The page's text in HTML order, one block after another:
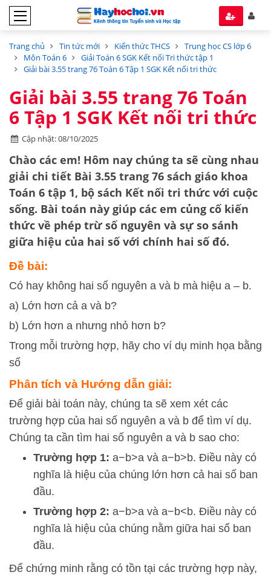
Trang chủ Tin tức mới Kiến thức THCS
Trung học CS lớp 6
Môn Toán 6
Giải Toán 6 SGK Kết nối Tri thức tập 1
Giải bài 3.55 trang 76 Toán 6 Tập 1 SGK Kết nối tri thức
Giải bài 3.55 trang 76 Toán
6 Tập 1 SGK Kết nối tri thức
Cập nhật: 08/10/2025
Chào các em! Hôm nay chúng ta sẽ cùng nhau
giải chi tiết Bài 3.55 trang 76 sách giáo khoa
Toán 6 tập 1, bộ sách Kết nối tri thức với cuộc
sống. Bài toán này giúp các em củng cố kiến
thức về phép trừ số nguyên và sự so sánh
giữa hiệu của hai số với chính hai số đó.
Đề bài:
Có hay không hai số nguyên a và b mà hiệu a – b.
a) Lớn hơn cả a và b?
b) Lớn hơn a nhưng nhỏ hơn b?
Trong mỗi trường hợp, hãy cho ví dụ minh họa bằng
số
Phân tích và Hướng dẫn giải:
Để giải bài toán này, chúng ta sẽ xem xét các
trường hợp của hai số nguyên a và b để tìm ví dụ.
Chúng ta cần tìm hai số nguyên a và b sao cho:
Trường hợp 1: a−b>a và a−b>b. Điều này có
nghĩa là hiệu của chúng lớn hơn cả hai số ban
đầu.
Trường hợp 2: a−b>a và a−b<b. Điều này có
nghĩa là hiệu của chúng nằm giữa hai số ban
đầu.
Để chứng minh rằng có tồn tại các trường hợp này,